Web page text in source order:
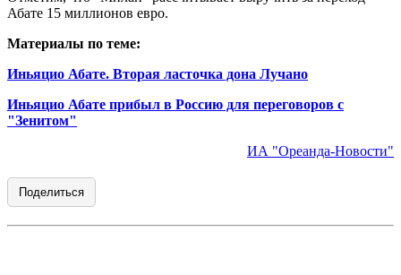
Абате 15 миллионов евро.
Материалы по теме:
Иньяцио Абате. Вторая ласточка дона Лучано
Иньяцио Абате прибыл в Россию для переговоров с
"Зенитом"
ИА "Ореанда-Новости"
Поделиться